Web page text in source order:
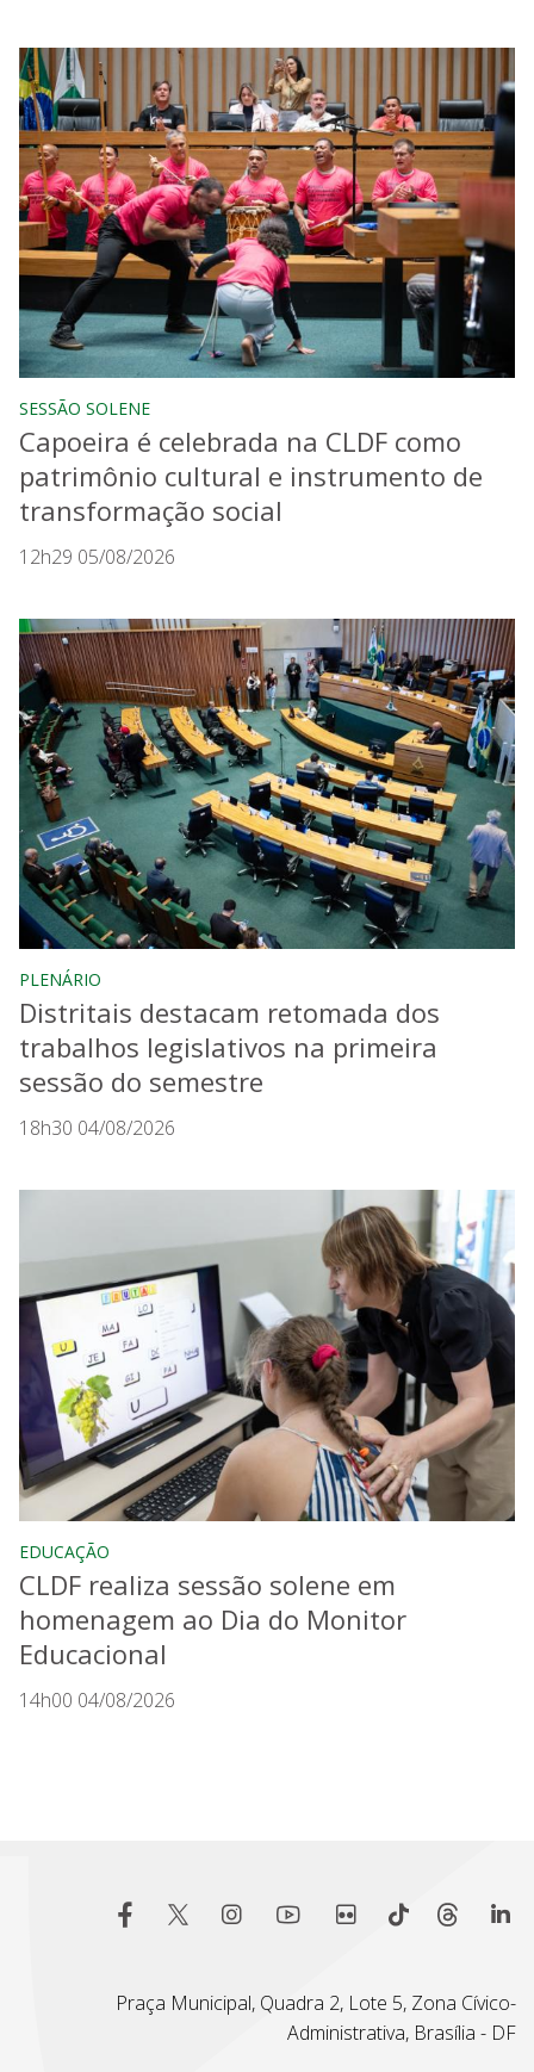
SESSÃO SOLENE
Capoeira é celebrada na CLDF como
patrimônio cultural e instrumento de
transformação social
12h29 05/08/2026
PLENÁRIO
Distritais destacam retomada dos
trabalhos legislativos na primeira
sessão do semestre
18h30 04/08/2026
EDUCAÇÃO
CLDF realiza sessão solene em
homenagem ao Dia do Monitor
Educacional
14h00 04/08/2026
Praça Municipal, Quadra 2, Lote 5, Zona Cívico-
Administrativa, Brasília - DF